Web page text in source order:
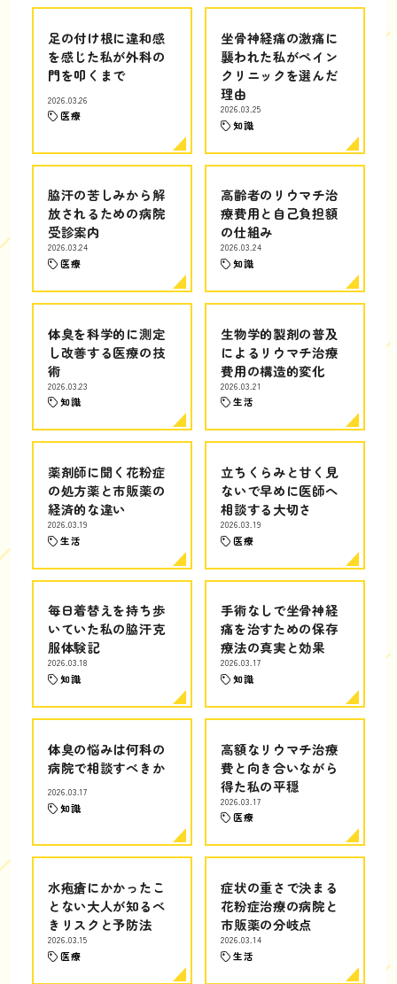
足の付け根に違和感
を感じた私が外科の
門を叩くまで
2026.03.26
医療
坐骨神経痛の激痛に
襲われた私がペイン
クリニックを選んだ
理由
2026.03.25
知識
脇汗の苦しみから解
放されるための病院
受診案内
2026.03.24
医療
高齢者のリウマチ治
療費用と自己負担額
の仕組み
2026.03.24
知識
体臭を科学的に測定
し改善する医療の技
術
2026.03.23
知識
生物学的製剤の普及
によるリウマチ治療
費用の構造的変化
2026.03.21
生活
薬剤師に聞く花粉症
の処方薬と市販薬の
経済的な違い
2026.03.19
生活
立ちくらみと甘く見
ないで早めに医師へ
相談する大切さ
2026.03.19
医療
毎日着替えを持ち歩
いていた私の脇汗克
服体験記
2026.03.18
知識
手術なしで坐骨神経
痛を治すための保存
療法の真実と効果
2026.03.17
知識
体臭の悩みは何科の
病院で相談すべきか
2026.03.17
知識
高額なリウマチ治療
費と向き合いながら
得た私の平穏
2026.03.17
医療
水疱瘡にかかったこ
とない大人が知るべ
きリスクと予防法
2026.03.15
医療
症状の重さで決まる
花粉症治療の病院と
市販薬の分岐点
2026.03.14
生活